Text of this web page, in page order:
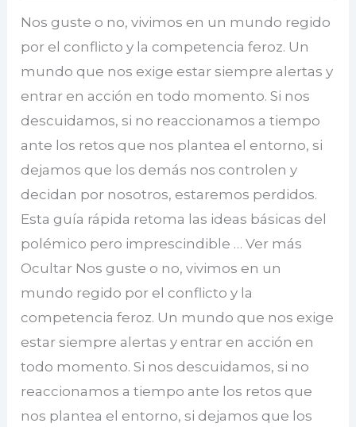
Nos guste o no, vivimos en un mundo regido
por el conflicto y la competencia feroz. Un
mundo que nos exige estar siempre alertas y
entrar en acción en todo momento. Si nos
descuidamos, si no reaccionamos a tiempo
ante los retos que nos plantea el entorno, si
dejamos que los demás nos controlen y
decidan por nosotros, estaremos perdidos.
Esta guía rápida retoma las ideas básicas del
polémico pero imprescindible … Ver más
Ocultar Nos guste o no, vivimos en un
mundo regido por el conflicto y la
competencia feroz. Un mundo que nos exige
estar siempre alertas y entrar en acción en
todo momento. Si nos descuidamos, si no
reaccionamos a tiempo ante los retos que
nos plantea el entorno, si dejamos que los